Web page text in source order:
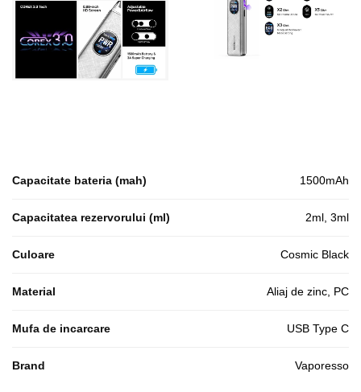
Capacitate bateria (mah) 1500mAh
Capacitatea rezervorului (ml) 2ml, 3ml
Culoare Cosmic Black
Material Aliaj de zinc, PC
Mufa de incarcare USB Type C
Brand Vaporesso